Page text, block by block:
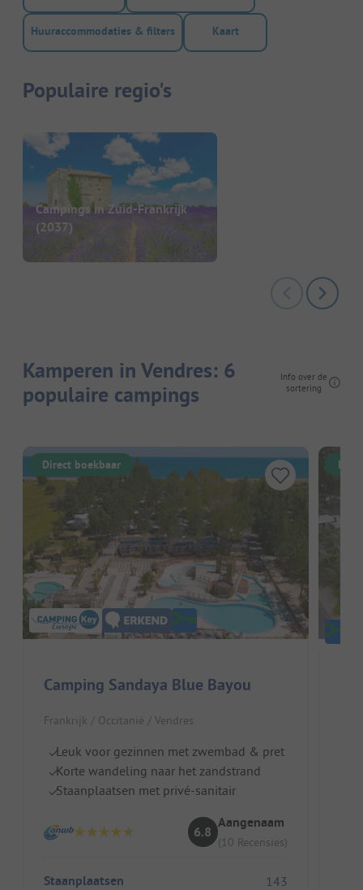
Huuraccommodaties & filters Kaart
Populaire regio's
Campings in Zuid-Frankrijk
(2037)
Kamperen in Vendres: 6
populaire campings
Info over de
sortering
Direct boekbaar
Camping Sandaya Blue Bayou
Frankrijk / Occitanië / Vendres
Leuk voor gezinnen met zwembad & pret
Korte wandeling naar het zandstrand
Staanplaatsen met privé-sanitair
6.8
Aangenaam
(10 Recensies)
Staanplaatsen 143